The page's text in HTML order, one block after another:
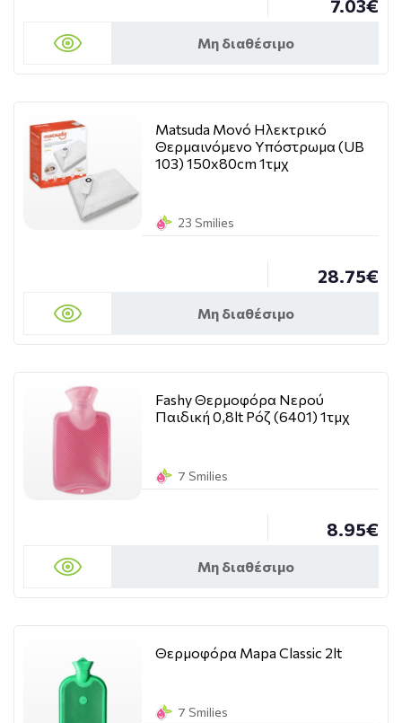
7.03€
Μη διαθέσιμο
Matsuda Μονό Ηλεκτρικό
Θερμαινόμενο Υπόστρωμα (UB
103) 150x80cm 1τμχ
23 Smilies
28.75€
Μη διαθέσιμο
Fashy Θερμοφόρα Νερού
Παιδική 0,8lt Ρόζ (6401) 1τμχ
7 Smilies
8.95€
Μη διαθέσιμο
Θερμοφόρα Mapa Classic 2lt
7 Smilies